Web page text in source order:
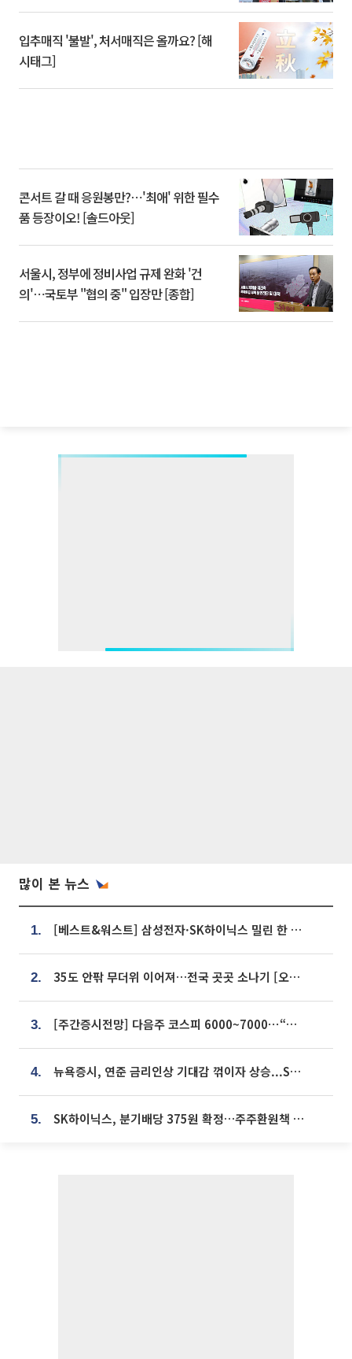
입추매직 '불발', 처서매직은 올까요? [해
시태그]
콘서트 갈 때 응원봉만?⋯'최애' 위한 필수
품 등장이오! [솔드아웃]
서울시, 정부에 정비사업 규제 완화 '건
의'⋯국토부 "협의 중" 입장만 [종합]
많이 본 뉴스
1. [베스트&워스트] 삼성전자·SK하이닉스 밀린 한 주…상상인증권은 85% 급등
2. 35도 안팎 무더위 이어져…전국 곳곳 소나기 [오늘 날씨]
3. [주간증시전망] 다음주 코스피 6000~7000⋯“外人 수급은 정책이 변수”
4. 뉴욕증시, 연준 금리인상 기대감 꺾이자 상승...S&P500 사상 최고치 [종합]
5. SK하이닉스, 분기배당 375원 확정…주주환원책 9월로 앞당겨 발표